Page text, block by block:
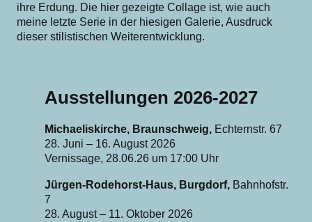
ihre Erdung. Die hier gezeigte Collage ist, wie auch
meine letzte Serie in der hiesigen Galerie, Ausdruck
dieser stilistischen Weiterentwicklung.
Ausstellungen 2026-2027
Michaeliskirche, Braunschweig, Echternstr. 67
28. Juni – 16. August 2026
Vernissage, 28.06.26 um 17:00 Uhr
Jürgen-Rodehorst-Haus, Burgdorf, Bahnhofstr.
7
28. August – 11. Oktober 2026